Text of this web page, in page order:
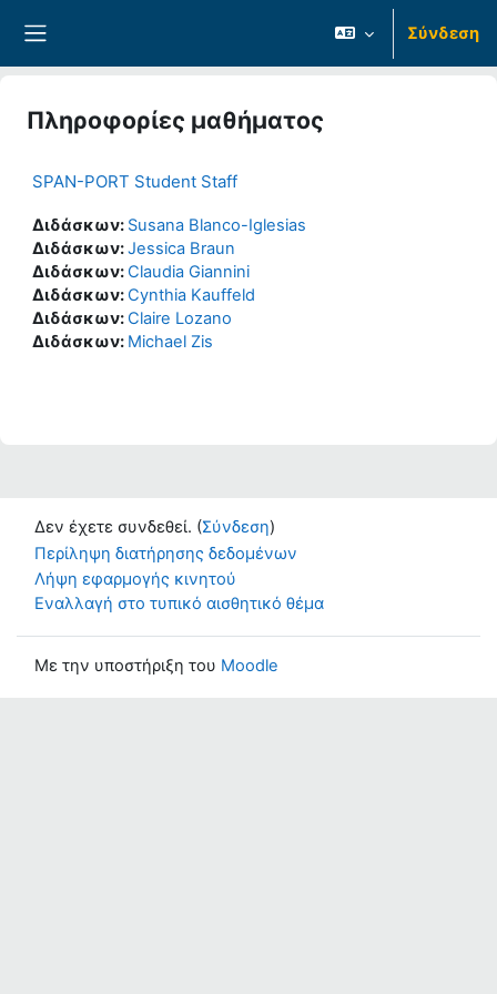
Σύνδεση
Πληροφορίες μαθήματος
SPAN-PORT Student Staff
Διδάσκων: Susana Blanco-Iglesias
Διδάσκων:Jessica Braun
Διδάσκων:Claudia Giannini
Διδάσκων:Cynthia Kauffeld
Διδάσκων:Claire Lozano
Διδάσκων: Michael Zis
Δεν έχετε συνδεθεί. (Σύνδεση)
Περίληψη διατήρησης δεδομένων
Λήψη εφαρμογής κινητού
Εναλλαγή στο τυπικό αισθητικό θέμα
Με την υποστήριξη του Moodle